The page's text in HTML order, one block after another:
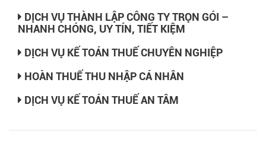
DỊCH VỤ THÀNH LẬP CÔNG TY TRỌN GÓI –
NHANH CHÓNG, UY TÍN, TIẾT KIỆM
DỊCH VỤ KẾ TOÁN THUẾ CHUYÊN NGHIỆP
HOÀN THUẾ THU NHẬP CÁ NHÂN
DỊCH VỤ KẾ TOÁN THUẾ AN TÂM